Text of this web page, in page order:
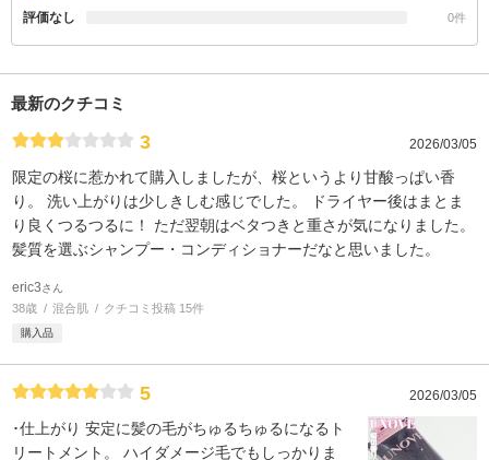
評価なし 0件
最新のクチコミ
3 2026/03/05
限定の桜に惹かれて購入しましたが、桜というより甘酸っぱい香
り。 洗い上がりは少しきしむ感じでした。 ドライヤー後はまとま
り良くつるつるに！ ただ翌朝はベタつきと重さが気になりました。
髪質を選ぶシャンプー・コンディショナーだなと思いました。
eric3さん
38歳 混合肌 クチコミ投稿 15件
購入品
5 2026/03/05
･仕上がり 安定に髪の毛がちゅるちゅるになるト
リートメント。 ハイダメージ毛でもしっかりま